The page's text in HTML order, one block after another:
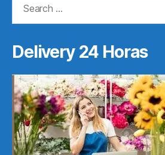
Delivery 24 Horas